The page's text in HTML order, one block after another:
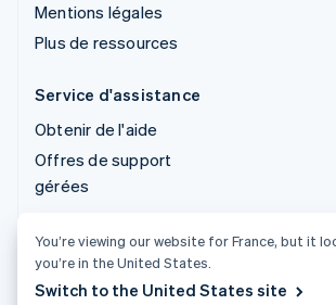
Mentions légales
Plus de ressources
Service d'assistance
Obtenir de l'aide
Offres de support
gérées
© 2026 Stripe, LLC
You’re viewing our website for France, but it
you’re in the United States.
Switch to the United States site